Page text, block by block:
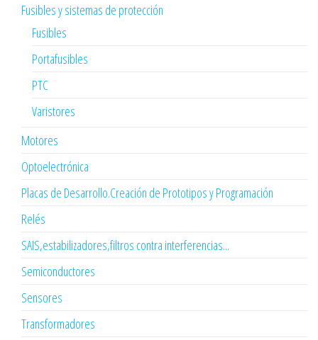
Fusibles y sistemas de protección
Fusibles
Portafusibles
PTC
Varistores
Motores
Optoelectrónica
Placas de Desarrollo.Creación de Prototipos y Programación
Relés
SAIS,estabilizadores,filtros contra interferencias...
Semiconductores
Sensores
Transformadores